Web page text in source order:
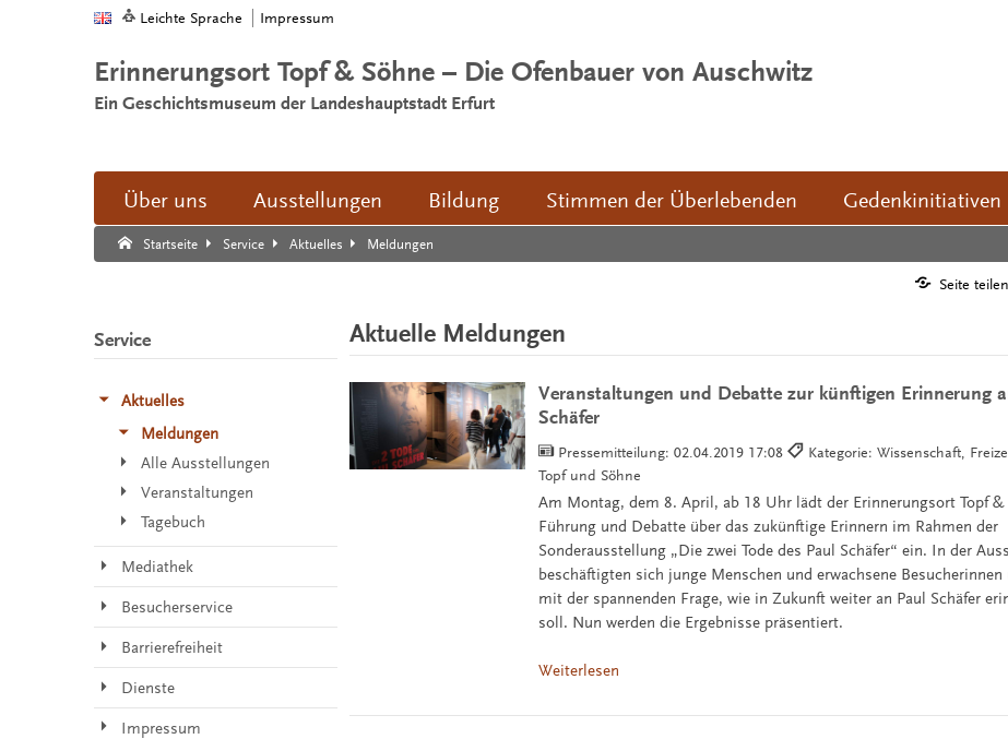
Leichte Sprache Impressum
Erinnerungsort Topf & Söhne – Die Ofenbauer von Auschwitz
Ein Geschichtsmuseum der Landeshauptstadt Erfurt
Über uns Ausstellungen Bildung Stimmen der Überlebenden Gedenkinitiativen
Startseite Service Aktuelles Meldungen
Suche:
Suche Ende.
Seite teilen
Aktuelle Meldungen
Veranstaltungen und Debatte zur künftigen Erinnerung
Schäfer
Pressemitteilung:02.04.2019 17:08
Kategorie: Wissenschaft,
Topf und Söhne
Am Montag, dem 8. April, ab 18 Uhr lädt der Erinnerungsort Topf &
Führung und Debatte über das zukünftige Erinnern im Rahmen der
Sonderausstellung „Die zwei Tode des Paul Schäfer“ ein. In der
beschäftigten sich junge Menschen und erwachsene Besucherinnen
mit der spannenden Frage, wie in Zukunft weiter an Paul Schäfer
soll. Nun werden die Ergebnisse präsentiert.
Weiterlesen
Service
Aktuelles
Meldungen
Alle Ausstellungen
Veranstaltungen
Tagebuch
Mediathek
Besucherservice
Barrierefreiheit
Dienste
Impressum